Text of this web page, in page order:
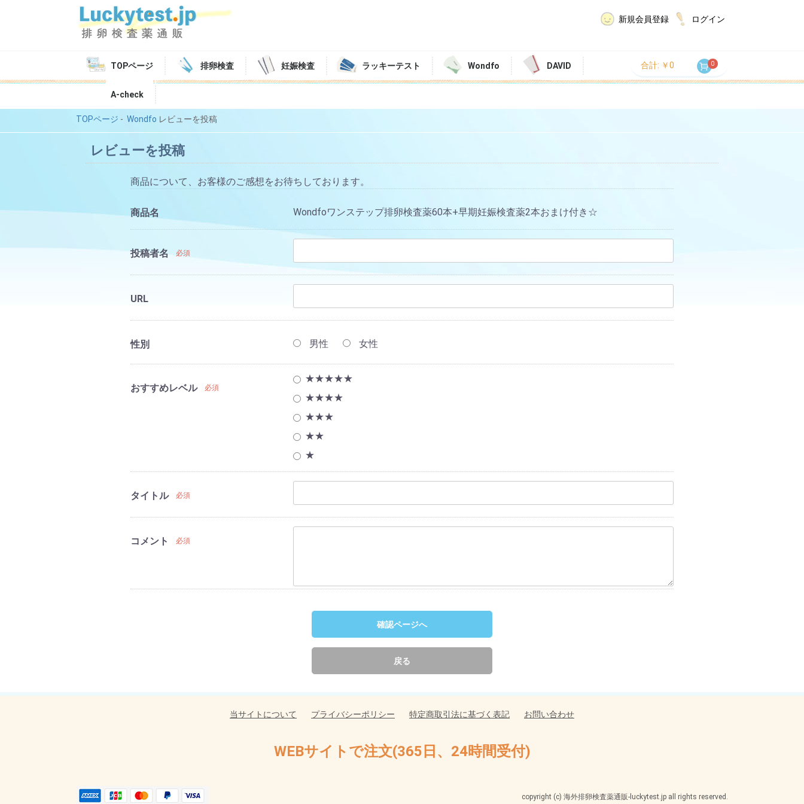
新規会員登録 ログイン
TOPページ 排卵検査 妊娠検査 ラッキーテスト Wondfo DAVID
A-check
合計: ￥0 0
TOPページ - Wondfo レビューを投稿
レビューを投稿
商品について、お客様のご感想をお待ちしております。
商品名 Wondfoワンステップ排卵検査薬60本+早期妊娠検査薬2本おまけ付き☆
投稿者名 必須
URL
性別 男性 女性
おすすめレベル 必須
★★★★★
★★★★
★★★
★★
★
タイトル 必須
コメント 必須
確認ページへ
戻る
当サイトについて プライバシーポリシー 特定商取引法に基づく表記 お問い合わせ
WEBサイトで注文(365日、24時間受付)
copyright (c) 海外排卵検査薬通販-luckytest.jp all rights reserved.